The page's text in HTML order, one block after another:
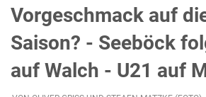
Vorgeschmack auf
Saison? - Seeböck
auf Walch - U21 auf